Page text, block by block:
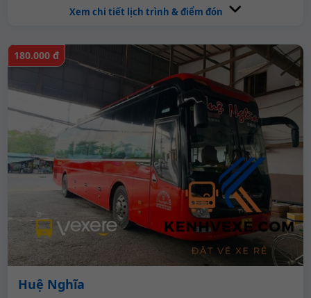
Xem chi tiết lịch trình & điểm đón
180.000 đ
Huệ Nghĩa